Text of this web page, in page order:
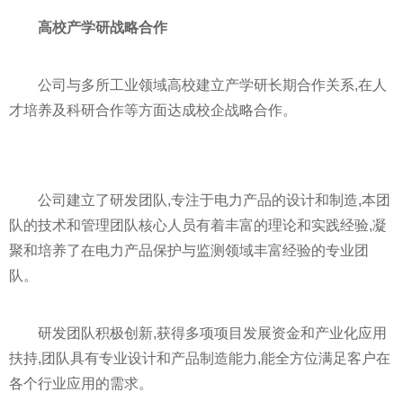
高校产学研战略合作
公司与多所工业领域高校建立产学研长期合作关系,在人
才培养及科研合作等方面达成校企战略合作。
公司建立了研发团队,专注于电力产品的设计和制造,本团
队的技术和管理团队核心人员有着丰富的理论和实践经验,凝
聚和培养了在电力产品保护与监测领域丰富经验的专业团
队。
研发团队积极创新,获得多项项目发展资金和产业化应用
扶持,团队具有专业设计和产品制造能力,能全方位满足客户在
各个行业应用的需求。